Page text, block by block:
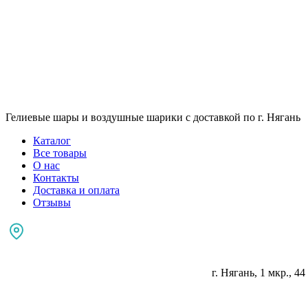
Гелиевые шары и воздушные шарики с доставкой по г. Нягань
Каталог
Все товары
О нас
Контакты
Доставка и оплата
Отзывы
г. Нягань, 1 мкр., 44